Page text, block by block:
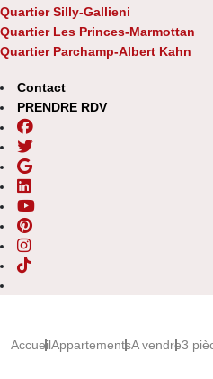
Quartier Silly-Gallieni
Quartier Les Princes-Marmottan
Quartier Parchamp-Albert Kahn
Contact
PRENDRE RDV
AccueilAppartementsA vendre3